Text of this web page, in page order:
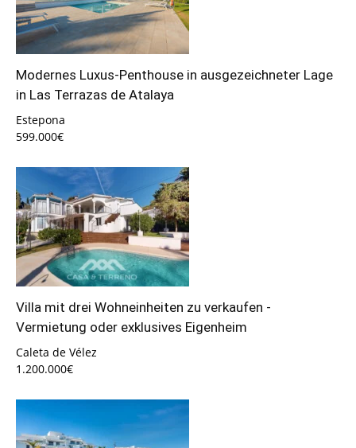
Modernes Luxus-Penthouse in ausgezeichneter Lage
in Las Terrazas de Atalaya
Estepona
599.000€
Villa mit drei Wohneinheiten zu verkaufen -
Vermietung oder exklusives Eigenheim
Caleta de Vélez
1.200.000€